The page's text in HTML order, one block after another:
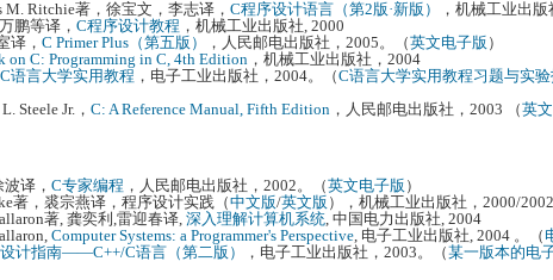
M. Ritchie著，徐宝文，李志译， C程序设计语言（第2版·新版） ，机械工业出
鹏等译， C程序设计教程 ，机械工业出版社, 2000
译， C Primer Plus（第五版） ，人民邮电出版社，2005。（英文电子版 ）
on C: Programming in C, 4th Edition ，机械工业出版社，2004
C语言大学实用教程 ，电子工业出版社，2004。（C语言大学实用教程习题与实
Steele Jr.， C: A Reference Manual, Fifth Edition ，人民邮电出版社，2003 （英
译， C专家编程 ，人民邮电出版社，2002。（英文电子版 ）
著，裘宗燕译，程序设计实践（中文版/英文版 ），机械工业出版社，2000/
著, 龚奕利,雷迎春译, 深入理解计算机系统 , 中国电力出版社, 2004
Computer Systems: a Programmer's Perspective , 电子工业出版社, 2004 。（
计指南——C++/C语言（第二版） ，电子工业出版社，2003。（某一版本的电